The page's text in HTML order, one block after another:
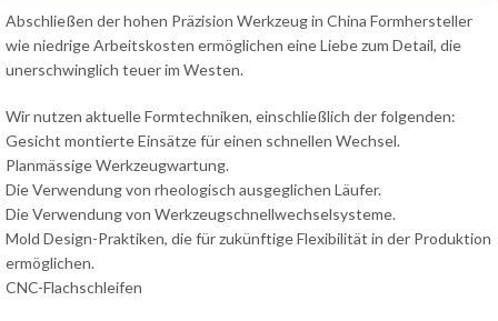
Abschließen der hohen Präzision Werkzeug in China Formhersteller
wie niedrige Arbeitskosten ermöglichen eine Liebe zum Detail, die
unerschwinglich teuer im Westen.
Wir nutzen aktuelle Formtechniken, einschließlich der folgenden:
Gesicht montierte Einsätze für einen schnellen Wechsel.
Planmässige Werkzeugwartung.
Die Verwendung von rheologisch ausgeglichen Läufer.
Die Verwendung von Werkzeugschnellwechselsysteme.
Mold Design-Praktiken, die für zukünftige Flexibilität in der Produktion
ermöglichen.
CNC-Flachschleifen